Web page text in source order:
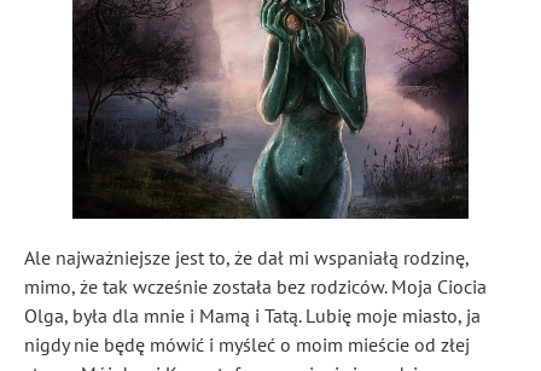
Ale najważniejsze jest to, że dał mi wspaniałą rodzinę,
mimo, że tak wcześnie została bez rodziców. Moja Ciocia
Olga, była dla mnie i Mamą i Tatą. Lubię moje miasto, ja
nigdy nie będę mówić i myśleć o moim mieście od złej